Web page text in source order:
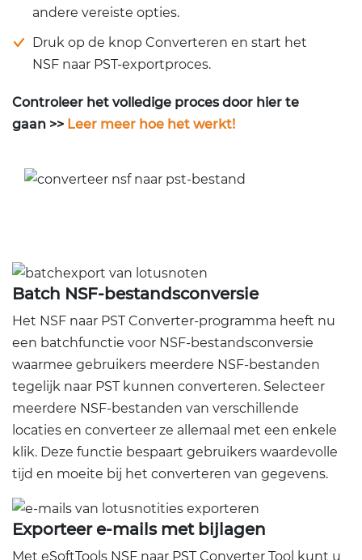
andere vereiste opties.
Druk op de knop Converteren en start het
NSF naar PST-exportproces.
Controleer het volledige proces door hier te
gaan >> Leer meer hoe het werkt!
Batch NSF-bestandsconversie
Het NSF naar PST Converter-programma heeft nu
een batchfunctie voor NSF-bestandsconversie
waarmee gebruikers meerdere NSF-bestanden
tegelijk naar PST kunnen converteren. Selecteer
meerdere NSF-bestanden van verschillende
locaties en converteer ze allemaal met een enkele
klik. Deze functie bespaart gebruikers waardevolle
tijd en moeite bij het converteren van gegevens.
Exporteer e-mails met bijlagen
Met eSoftTools NSF naar PST Converter Tool kunt u